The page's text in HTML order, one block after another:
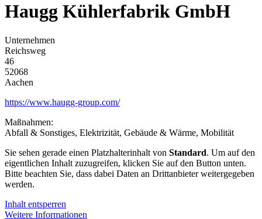
Haugg Kühlerfabrik GmbH
Unternehmen
Reichsweg
46
52068
Aachen
https://www.haugg-group.com/
Maßnahmen:
Abfall & Sonstiges, Elektrizität, Gebäude & Wärme, Mobilität
Sie sehen gerade einen Platzhalterinhalt von Standard. Um auf den
eigentlichen Inhalt zuzugreifen, klicken Sie auf den Button unten.
Bitte beachten Sie, dass dabei Daten an Drittanbieter weitergegeben
werden.
Inhalt entsperren
Weitere Informationen